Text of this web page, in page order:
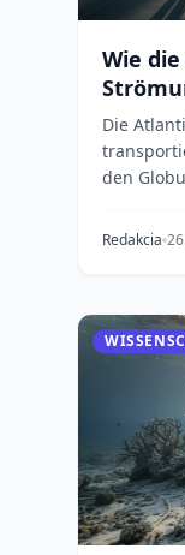
Wie
Die
den
Redakcia